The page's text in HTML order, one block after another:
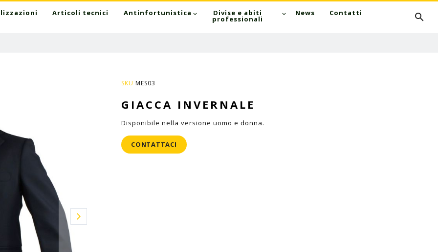
Articoli tecnici Antinfortunistica Divise e abiti
professionali
News Contatti Cerca
SKU MES03
GIACCA INVERNALE
Disponibile nella versione uomo e donna.
CONTATTACI